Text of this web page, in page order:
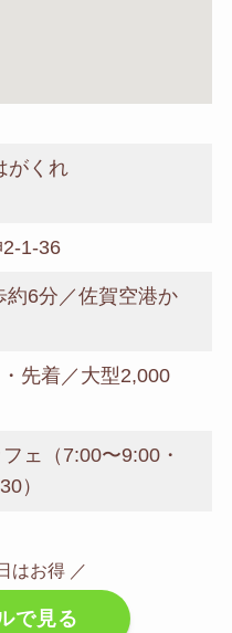
がくれ
1-36
約6分／佐賀空港か
先着／大型2,000
ェ（7:00〜9:00・
）
はお得 ／
で見る